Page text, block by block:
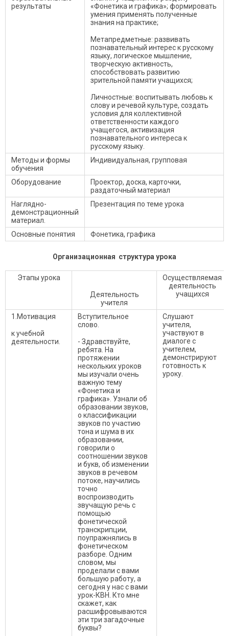
результаты
«Фонетика и графика»; формировать
умения применять полученные
знания на практике;
Метапредметные: развивать
познавательный интерес к русскому
языку, логическое мышление,
творческую активность,
способствовать развитию
зрительной памяти учащихся;
Личностные: воспитывать любовь к
слову и речевой культуре, создать
условия для коллективной
ответственности каждого
учащегося, активизация
познавательного интереса к
русскому языку.
Методы и формы
обучения
Индивидуальная, групповая
Оборудование
Проектор, доска, карточки,
раздаточный материал
Наглядно-
демонстрационный
материал.
Презентация по теме урока
Основные понятия Фонетика, графика
Организационная структура урока
Этапы урока
Деятельность
учителя
Осуществляемая
деятельность
учащихся
1.Мотивация
к учебной
деятельности.
Вступительное
слово.
- Здравствуйте,
ребята. На
протяжении
нескольких уроков
мы изучали очень
важную тему
«Фонетика и
графика». Узнали об
образовании звуков,
о классификации
звуков по участию
тона и шума в их
образовании,
говорили о
соотношении звуков
и букв, об изменении
звуков в речевом
потоке, научились
точно
воспроизводить
звучащую речь с
помощью
фонетической
транскрипции,
поупражнялись в
фонетическом
разборе. Одним
словом, мы
проделали с вами
большую работу, а
сегодня у нас с вами
урок-КВН. Кто мне
скажет, как
расшифровываются
эти три загадочные
буквы?
Слушают
учителя,
участвуют в
диалоге с
учителем,
демонстрируют
готовность к
уроку.